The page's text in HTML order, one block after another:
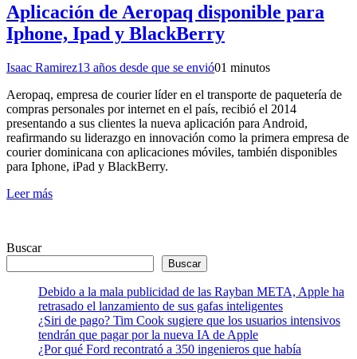
Aplicación de Aeropaq disponible para
Iphone, Ipad y BlackBerry
Isaac Ramirez13 años desde que se envió01 minutos
Aeropaq, empresa de courier líder en el transporte de paquetería de
compras personales por internet en el país, recibió el 2014
presentando a sus clientes la nueva aplicación para Android,
reafirmando su liderazgo en innovación como la primera empresa de
courier dominicana con aplicaciones móviles, también disponibles
para Iphone, iPad y BlackBerry.
Leer más
Buscar
Buscar
Debido a la mala publicidad de las Rayban META, Apple ha
retrasado el lanzamiento de sus gafas inteligentes
¿Siri de pago? Tim Cook sugiere que los usuarios intensivos
tendrán que pagar por la nueva IA de Apple
¿Por qué Ford recontrató a 350 ingenieros que había